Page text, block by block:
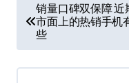
章
导
航
销量口碑双保障 近
市面上的热销手机
些